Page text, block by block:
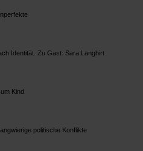
Identität. Zu Gast: Sara Langhirt
Kind
politische Konflikte